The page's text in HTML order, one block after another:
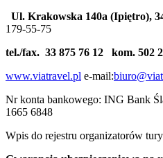
Ul. Krakowska 140a (Ipiętro),
179-55-75
tel./fax. 33 875 76 12 kom. 502
www.viatravel.pl e-mail:
Nr konta bankowego: ING Bank
1665 6848
Wpis do rejestru organizatorów